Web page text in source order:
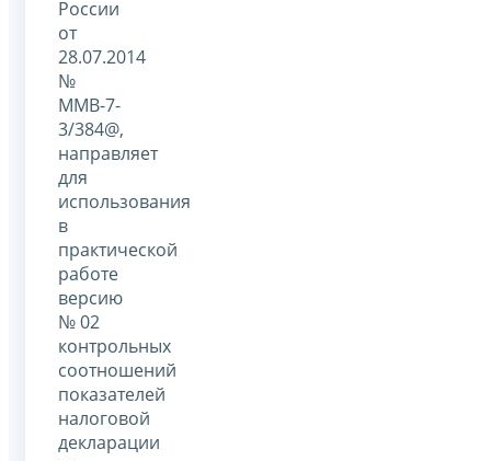
России
от
28.07.2014
№
ММВ-7-
3/384@,
направляет
для
использования
в
практической
работе
версию
№ 02
контрольных
соотношений
показателей
налоговой
декларации